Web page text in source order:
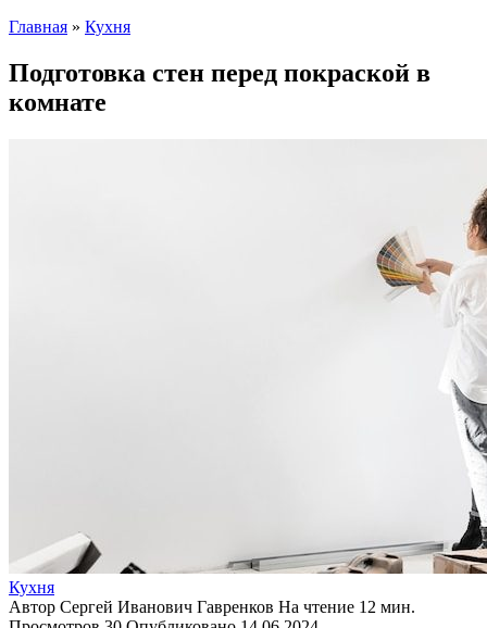
Главная » Кухня
Подготовка стен перед покраской в
комнате
Кухня
Автор Сергей Иванович Гавренков На чтение 12 мин.